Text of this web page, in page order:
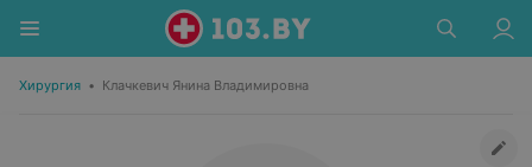
Хирургия • Клачкевич Янина Владимировна